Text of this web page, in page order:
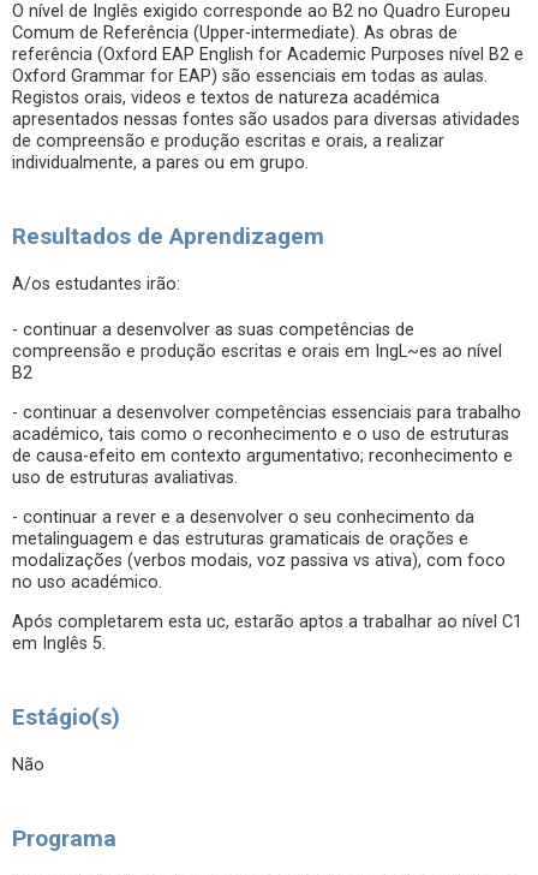
O nível de Inglês exigido corresponde ao B2 no Quadro Europeu
Comum de Referência (Upper-intermediate). As obras de
referência (Oxford EAP English for Academic Purposes nível B2 e
Oxford Grammar for EAP) são essenciais em todas as aulas.
Registos orais, videos e textos de natureza académica
apresentados nessas fontes são usados para diversas atividades
de compreensão e produção escritas e orais, a realizar
individualmente, a pares ou em grupo.
Resultados de Aprendizagem
A/os estudantes irão:
- continuar a desenvolver as suas competências de
compreensão e produção escritas e orais em IngL~es ao nível
B2
- continuar a desenvolver competências essenciais para trabalho
académico, tais como o reconhecimento e o uso de estruturas
de causa-efeito em contexto argumentativo; reconhecimento e
uso de estruturas avaliativas.
- continuar a rever e a desenvolver o seu conhecimento da
metalinguagem e das estruturas gramaticais de orações e
modalizações (verbos modais, voz passiva vs ativa), com foco
no uso académico.
Após completarem esta uc, estarão aptos a trabalhar ao nível C1
em Inglês 5.
Estágio(s)
Não
Programa